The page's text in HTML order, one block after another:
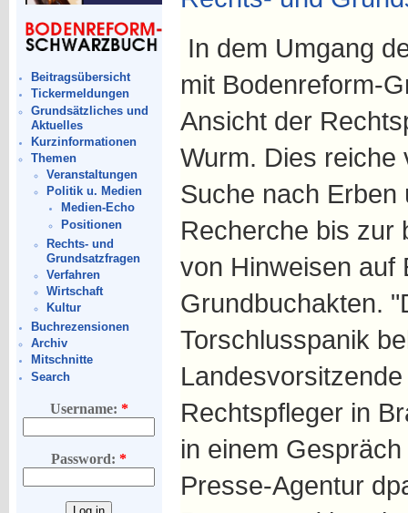
Beitragsübersicht
Tickermeldungen
Grundsätzliches und
Aktuelles
Kurzinformationen
Themen
Veranstaltungen
Politik u. Medien
Medien-Echo
Positionen
Rechts- und
Grundsatzfragen
Verfahren
Wirtschaft
Kultur
Buchrezensionen
Archiv
Mitschnitte
Search
Username: *
Password:*
In dem Umgang
mit Bodenreform-
Ansicht der
Wurm. Dies reiche
Suche nach Erben
Recherche bis zur
von Hinweisen auf
Grundbuchakten.
Torschlusspanik
Rechtspfleger in
in einem
Presse-Agentur